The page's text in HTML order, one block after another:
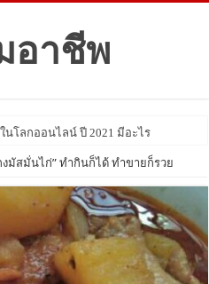
ออนไลน์ ปี 2021 มีอะไรบ้าง มาดูกัน!
งมัสมั่นไก่” ทำกินก็ได้ ทำขายก็รวย